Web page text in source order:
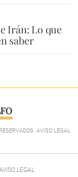
Irán: Lo que
saber
AVISO LEGAL
LEGAL